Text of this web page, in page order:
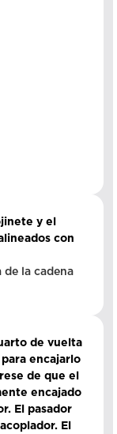
y el
con
la cadena
de vuelta
encajarlo
de que el
encajado
El pasador
El